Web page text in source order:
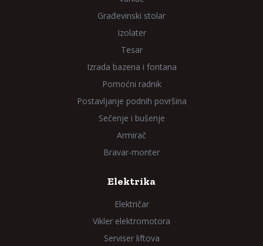
Građevinski stolar
Izolater
Tesar
Izrada bazena i fontana
Pomoćni radnik
Postavljanje podnih površina
Sečenje i bušenje
Armirač
Bravar-monter
Elektrika
Električar
Vikler elektromotora
Serviser liftova